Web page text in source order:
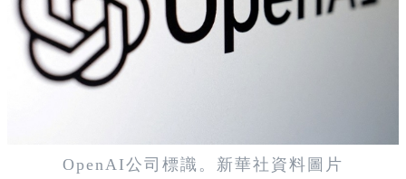
OpenAI公司標識。新華社資料圖片